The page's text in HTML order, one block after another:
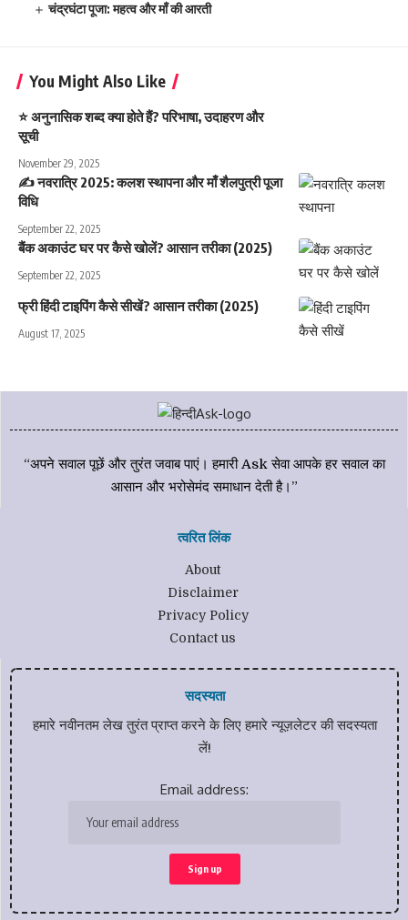
चंद्रघंटा पूजा: महत्व और माँ की आरती
You Might Also Like
⭐ अनुनासिक शब्द क्या होते हैं? परिभाषा, उदाहरण और
सूची
November 29, 2025
✍️ नवरात्रि 2025: कलश स्थापना और माँ शैलपुत्री पूजा
विधि
September 22, 2025
बैंक अकाउंट घर पर कैसे खोलें? आसान तरीका (2025)
September 22, 2025
फ्री हिंदी टाइपिंग कैसे सीखें? आसान तरीका (2025)
August 17, 2025
“अपने सवाल पूछें और तुरंत जवाब पाएं। हमारी Ask सेवा आपके हर सवाल का
आसान और भरोसेमंद समाधान देती है।”
त्वरित लिंक
About
Disclaimer
Privacy Policy
Contact us
सदस्यता
हमारे नवीनतम लेख तुरंत प्राप्त करने के लिए हमारे न्यूज़लेटर की सदस्यता
लें!
Email address: